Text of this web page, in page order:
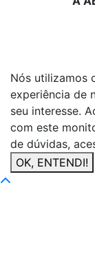
Nós utilizamos
experiência de
seu interesse.
com este
de dúvidas,
OK, ENTENDI!